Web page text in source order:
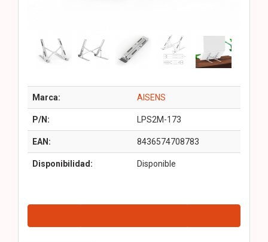
Marca: AISENS
P/N: LPS2M-173
EAN: 8436574708783
Disponibilidad: Disponible